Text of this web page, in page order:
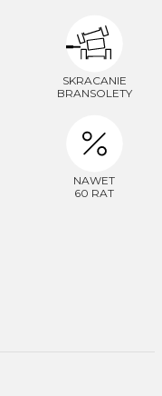
SKRACANIE
BRANSOLETY
NAWET
60 RAT